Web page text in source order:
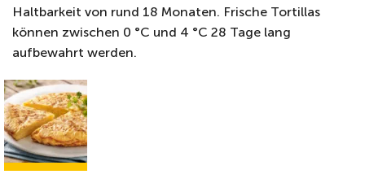
Haltbarkeit von rund 18 Monaten. Frische Tortillas
können zwischen 0 °C und 4 °C 28 Tage lang
aufbewahrt werden.